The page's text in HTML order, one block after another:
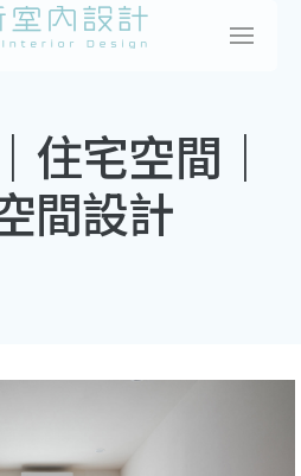
住宅空間｜
間設計